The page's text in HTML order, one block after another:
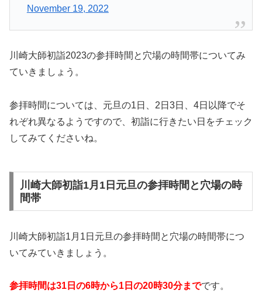
November 19, 2022
川崎大師初詣2023の参拝時間と穴場の時間帯についてみ
ていきましょう。
参拝時間については、元旦の1日、2日3日、4日以降でそ
れぞれ異なるようですので、初詣に行きたい日をチェック
してみてくださいね。
川崎大師初詣1月1日元旦の参拝時間と穴場の時
間帯
川崎大師初詣1月1日元旦の参拝時間と穴場の時間帯につ
いてみていきましょう。
参拝時間は31日の6時から1日の20時30分までです。